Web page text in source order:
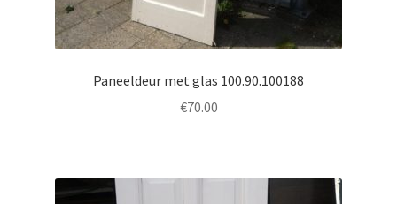
Paneeldeur met glas 100.90.100188
€70.00